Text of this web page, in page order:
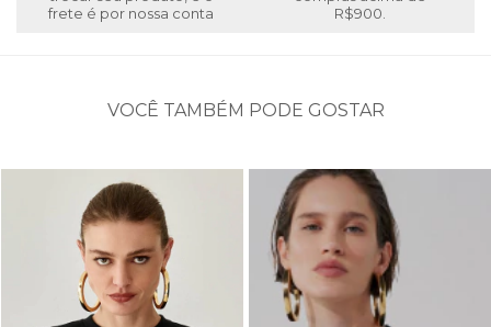
frete é por nossa conta
R$900.
VOCÊ TAMBÉM PODE GOSTAR